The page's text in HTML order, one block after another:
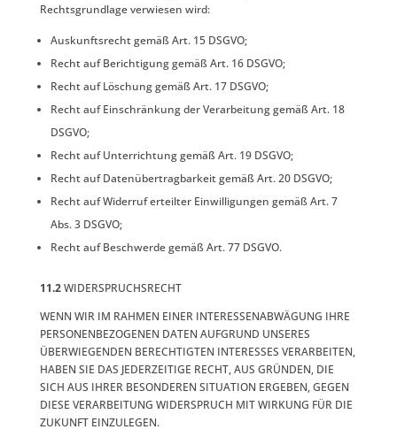
Rechtsgrundlage verwiesen wird:
Auskunftsrecht gemäß Art. 15 DSGVO;
Recht auf Berichtigung gemäß Art. 16 DSGVO;
Recht auf Löschung gemäß Art. 17 DSGVO;
Recht auf Einschränkung der Verarbeitung gemäß Art. 18
DSGVO;
Recht auf Unterrichtung gemäß Art. 19 DSGVO;
Recht auf Datenübertragbarkeit gemäß Art. 20 DSGVO;
Recht auf Widerruf erteilter Einwilligungen gemäß Art. 7
Abs. 3 DSGVO;
Recht auf Beschwerde gemäß Art. 77 DSGVO.
11.2WIDERSPRUCHSRECHT
WENN WIR IM RAHMEN EINER INTERESSENABWÄGUNG IHRE
PERSONENBEZOGENEN DATEN AUFGRUND UNSERES
ÜBERWIEGENDEN BERECHTIGTEN INTERESSES VERARBEITEN,
HABEN SIE DAS JEDERZEITIGE RECHT, AUS GRÜNDEN, DIE
SICH AUS IHRER BESONDEREN SITUATION ERGEBEN, GEGEN
DIESE VERARBEITUNG WIDERSPRUCH MIT WIRKUNG FÜR DIE
ZUKUNFT EINZULEGEN.